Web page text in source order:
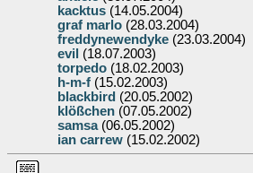
kacktus (14.05.2004)
graf marlo (28.03.2004)
freddynewendyke (23.03.2004)
evil (18.07.2003)
torpedo (18.02.2003)
h-m-f (15.02.2003)
blackbird (20.05.2002)
klößchen (07.05.2002)
samsa(06.05.2002)
ian carrew (15.02.2002)